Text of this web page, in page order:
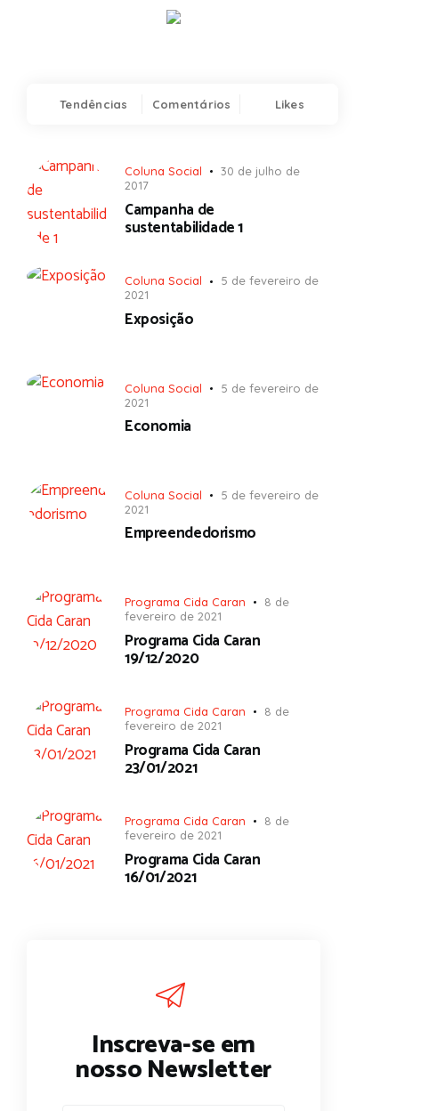
Tendências Comentários Likes
Coluna Social
30 de julho de
2017
Campanha de
sustentabilidade 1
Coluna Social
5 de fevereiro de
2021
Exposição
Coluna Social
5 de fevereiro de
2021
Economia
Coluna Social
5 de fevereiro de
2021
Empreendedorismo
Programa Cida Caran
8 de
fevereiro de 2021
Programa Cida Caran
19/12/2020
Programa Cida Caran
8 de
fevereiro de 2021
Programa Cida Caran
23/01/2021
Programa Cida Caran
8 de
fevereiro de 2021
Programa Cida Caran
16/01/2021
Inscreva-se em
nosso Newsletter